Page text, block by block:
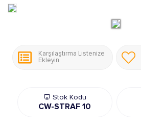
Karşılaştırma Listenize
Ekleyin
Stok Kodu
CW-STRAF 10